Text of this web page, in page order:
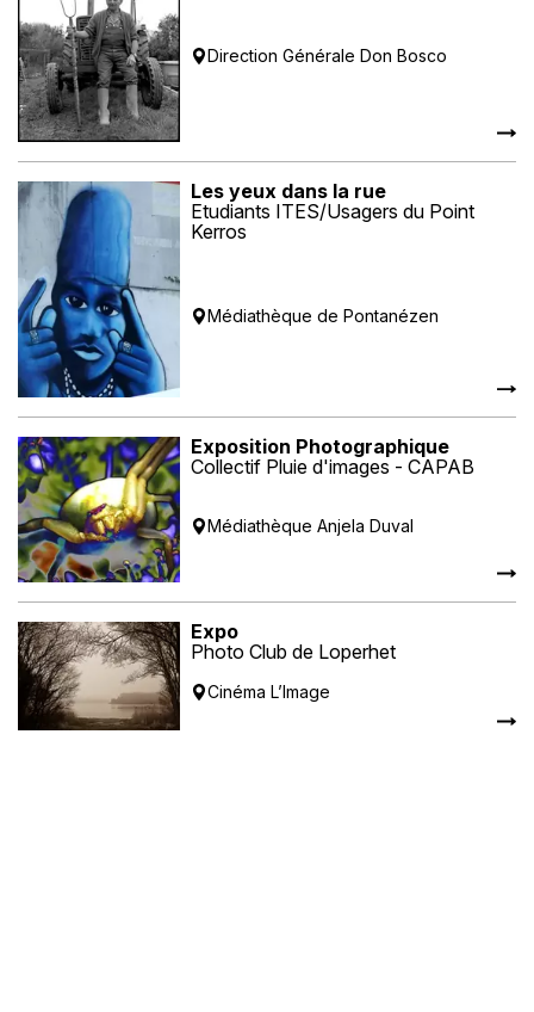
Direction Générale Don Bosco
Les yeux dans la rue
Etudiants ITES/Usagers du Point
Kerros
Médiathèque de Pontanézen
Exposition Photographique
Collectif Pluie d'images - CAPAB
Médiathèque Anjela Duval
Expo
Photo Club de Loperhet
Cinéma L’Image